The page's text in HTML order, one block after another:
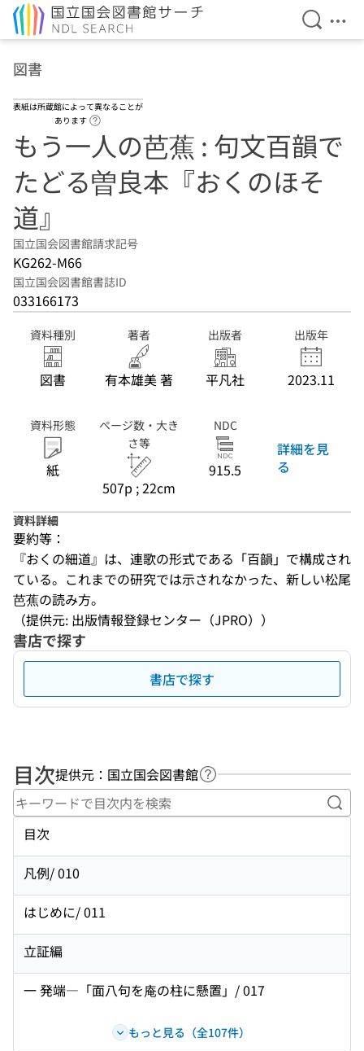
検索を
メ
図書
表紙は所蔵館によって異なることが
あります
もう一人の芭蕉 : 句文百韻で
たどる曽良本『おくのほそ
道』
国立国会図書館請求記号
KG262-M66
国立国会図書館書誌ID
033166173
資料種別
図書
著者
有本雄美 著
出版者
平凡社
出版年
2023.11
資料形態
紙
ページ数・大き
さ等
507p ; 22cm
NDC
915.5
詳細を見
る
資料詳細
要約等：
『おくの細道』は、連歌の形式である「百韻」で構成され
ている。これまでの研究では示されなかった、新しい松尾
芭蕉の読み方。
（提供元: 出版情報登録センター（JPRO））
書店で探す
書店で探す
目次提供元：国立国会図書館 ヘルプページへのリンク
キ
目次
凡例/ 010
はじめに/ 011
立証編
一 発端―「面八句を庵の柱に懸置」/ 017
もっと見る（全107件）